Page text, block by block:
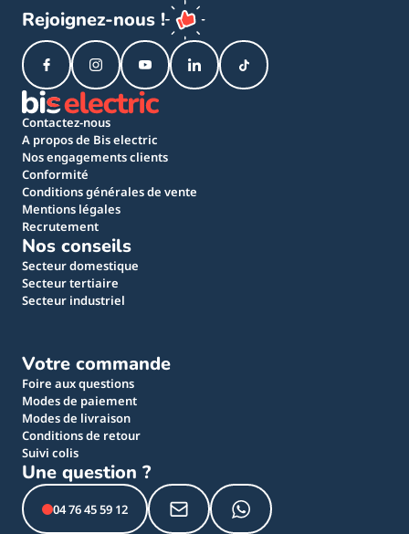
Rejoignez-nous !
Contactez-nous
A propos de Bis electric
Nos engagements clients
Conformité
Conditions générales de vente
Mentions légales
Recrutement
Nos conseils
Secteur domestique
Secteur tertiaire
Secteur industriel
Votre commande
Foire aux questions
Modes de paiement
Modes de livraison
Conditions de retour
Suivi colis
Une question ?
04 76 45 59 12